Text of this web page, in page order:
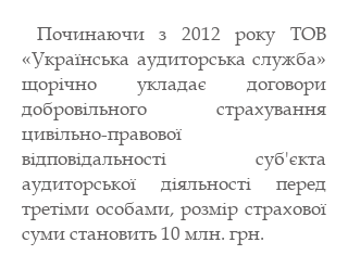
Починаючи з 2012 року ТОВ
«Українська аудиторська служба»
щорічно укладає договори
добровільного страхування
цивільно-правової
відповідальності суб'єкта
аудиторської діяльності перед
третіми особами, розмір страхової
суми становить 10 млн. грн.